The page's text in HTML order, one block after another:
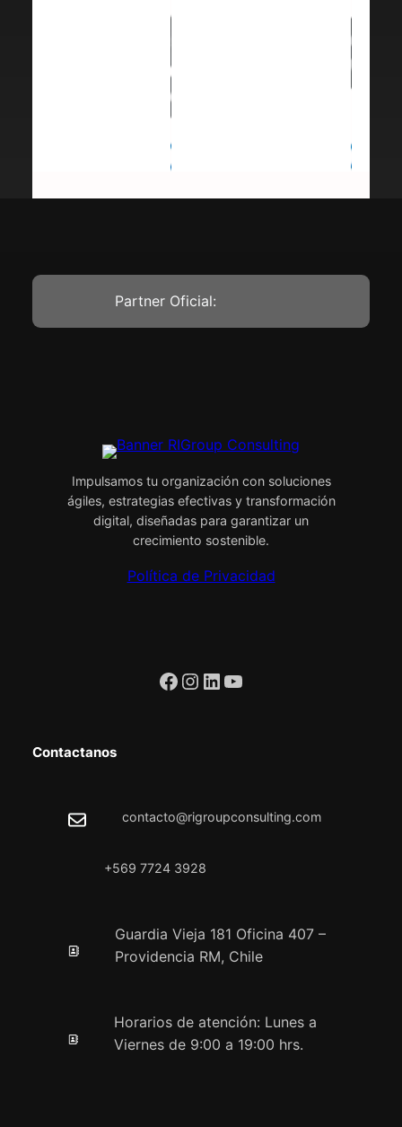
Partner Oficial:
Impulsamos tu organización con soluciones
ágiles, estrategias efectivas y transformación
digital, diseñadas para garantizar un
crecimiento sostenible.
Política de Privacidad
Facebook Instagram LinkedIn YouTube
Contactanos
contacto@rigroupconsulting.com
+569 7724 3928
Guardia Vieja 181 Oficina 407 –
Providencia RM, Chile
Horarios de atención: Lunes a
Viernes de 9:00 a 19:00 hrs.